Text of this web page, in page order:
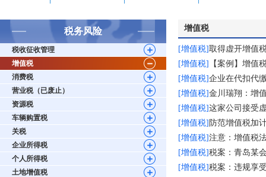
税务风险
税收征收管理
增值税
消费税
营业税（已废止）
资源税
车辆购置税
关税
企业所得税
个人所得税
土地增值税
增值税
[增值税]取得虚开增值
[增值税]
【案例】增值
[增值税]企业在代扣代
[增值税]金川瑞翔：增
[增值税]这家公司接受
[增值税] 防范增值税加
[增值税]注意：增值税
[增值税]税案：青岛某
[增值税]税案：违规享